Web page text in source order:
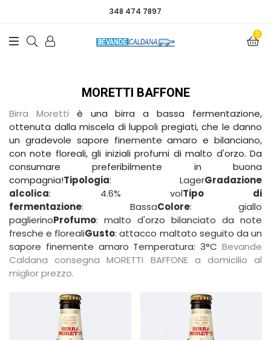
348 474 7897
0
MORETTI BAFFONE
Birra Moretti è una birra a bassa fermentazione,
ottenuta dalla miscela di luppoli pregiati, che le danno
un gradevole sapore finemente amaro e bilanciano,
con note floreali, gli iniziali profumi di malto d'orzo. Da
consumare preferibilmente in buona
compagnia!Tipologia: LagerGradazione
alcolica: 4.6% volTipo di
fermentazione: BassaColore: giallo
paglierinoProfumo: malto d'orzo bilanciato da note
fresche e florealiGusto: attacco maltato seguito da un
sapore finemente amaro Temperatura: 3°C Bevande
Caldana consegna MORETTI BAFFONE a domicilio al
miglior prezzo.